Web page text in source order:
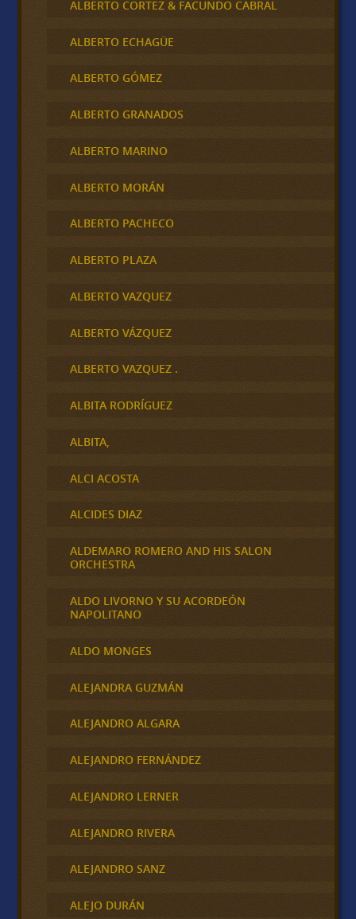
ALBERTO CORTEZ & FACUNDO CABRAL
ALBERTO ECHAGÜE
ALBERTO GÓMEZ
ALBERTO GRANADOS
ALBERTO MARINO
ALBERTO MORÁN
ALBERTO PACHECO
ALBERTO PLAZA
ALBERTO VAZQUEZ
ALBERTO VÁZQUEZ
ALBERTO VAZQUEZ .
ALBITA RODRÍGUEZ
ALBITA,
ALCI ACOSTA
ALCIDES DIAZ
ALDEMARO ROMERO AND HIS SALON
ORCHESTRA
ALDO LIVORNO Y SU ACORDEÓN
NAPOLITANO
ALDO MONGES
ALEJANDRA GUZMÁN
ALEJANDRO ALGARA
ALEJANDRO FERNÁNDEZ
ALEJANDRO LERNER
ALEJANDRO RIVERA
ALEJANDRO SANZ
ALEJO DURÁN